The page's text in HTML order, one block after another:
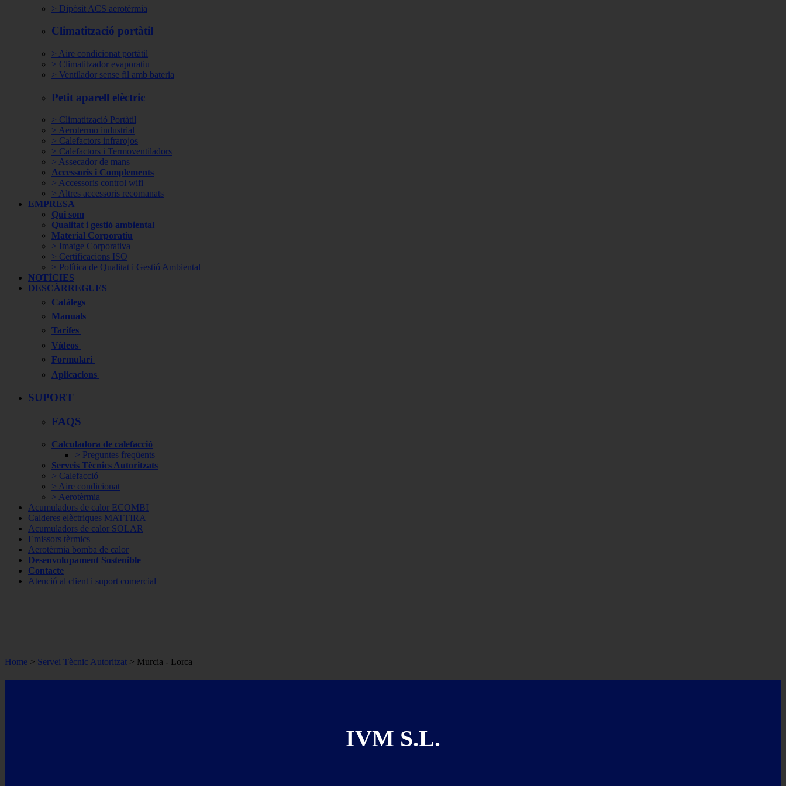
> Dipòsit ACS aerotèrmia
Climatització portàtil
> Aire condicionat portàtil
> Climatitzador evaporatiu
> Ventilador sense fil amb bateria
Petit aparell elèctric
> Climatització Portàtil
> Aerotermo industrial
> Calefactors infrarojos
> Calefactors i Termoventiladors
> Assecador de mans
Accessoris i Complements
> Accessoris control wifi
> Altres accessoris recomanats
EMPRESA
Qui som
Qualitat i gestió ambiental
Material Corporatiu
> Imatge Corporativa
> Certificacions ISO
> Política de Qualitat i Gestió Ambiental
NOTÍCIES
DESCÀRREGUES
Catàlegs
Manuals
Tarifes
Vídeos
Formulari
Aplicacions
SUPORT
FAQS
Calculadora de calefacció
> Preguntes freqüents
Serveis Tècnics Autoritzats
> Calefacció
> Aire condicionat
> Aerotèrmia
Acumuladors de calor ECOMBI
Calderes elèctriques MATTIRA
Acumuladors de calor SOLAR
Emissors tèrmics
Aerotèrmia bomba de calor
Desenvolupament Sostenible
Contacte
Atenció al client i suport comercial
Home > Servei Tècnic Autoritzat > Murcia - Lorca
IVM S.L.